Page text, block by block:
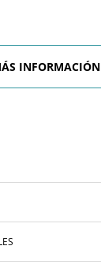
INFORMACIÓN